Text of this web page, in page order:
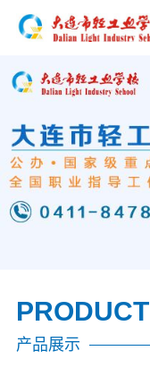
产品展示